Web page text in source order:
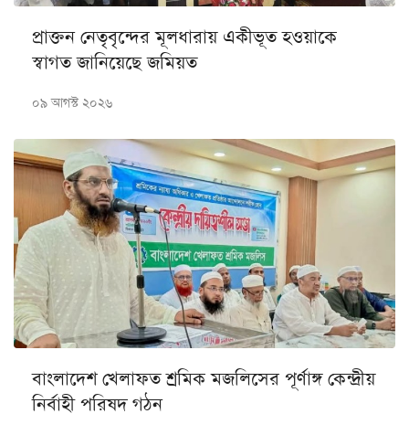
প্রাক্তন নেতৃবৃন্দের মূলধারায় একীভূত হওয়াকে
স্বাগত জানিয়েছে জমিয়ত
০৯ আগস্ট ২০২৬
বাংলাদেশ খেলাফত শ্রমিক মজলিসের পূর্ণাঙ্গ কেন্দ্রীয়
নির্বাহী পরিষদ গঠন